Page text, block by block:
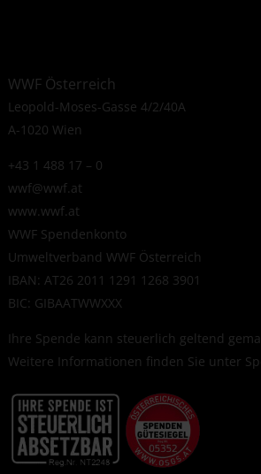
WWF Österreich
Leopold-Moses-Gasse 4/2/40A
A-1020 Wien
+43 1 488 17 – 0
wwf@wwf.at
www.wwf.at
WWF Spendenkonto
Umweltverband WWF Österreich
IBAN: AT26 2011 1291 1268 3901
BIC: GIBAATWWXXX
Ihre Spende kann steuerlich geltend
Weitere Informationen finden Sie unter